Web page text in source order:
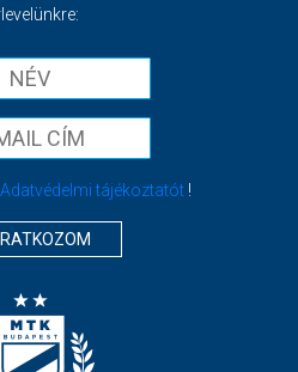
Adatvédelmi tájékoztatót!